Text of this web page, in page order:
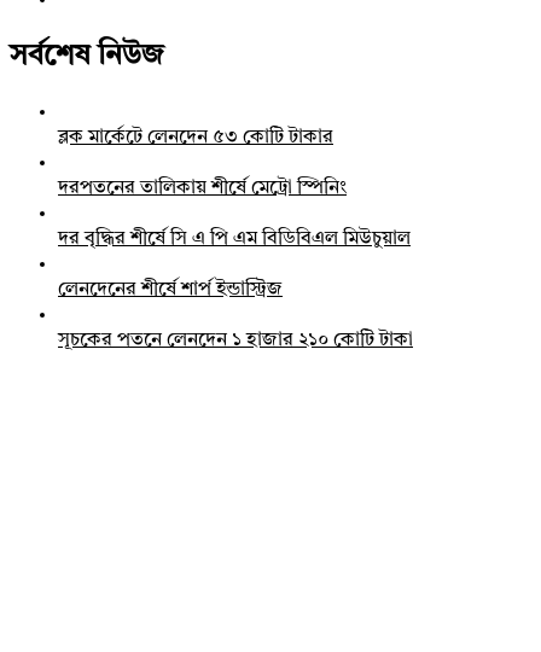
সর্বশেষ নিউজ
ব্লক মার্কেটে লেনদেন ৫৩ কোটি টাকার
দরপতনের তালিকায় শীর্ষে মেট্রো স্পিনিং
দর বৃদ্ধির শীর্ষে সি এ পি এম বিডিবিএল মিউচুয়াল
লেনদেনের শীর্ষে শার্প ইন্ডাস্ট্রিজ
সূচকের পতনে লেনদেন ১ হাজার ২১০ কোটি টাকা